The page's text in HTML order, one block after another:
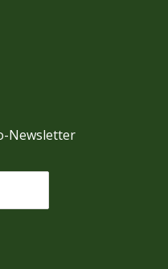
Newsletter